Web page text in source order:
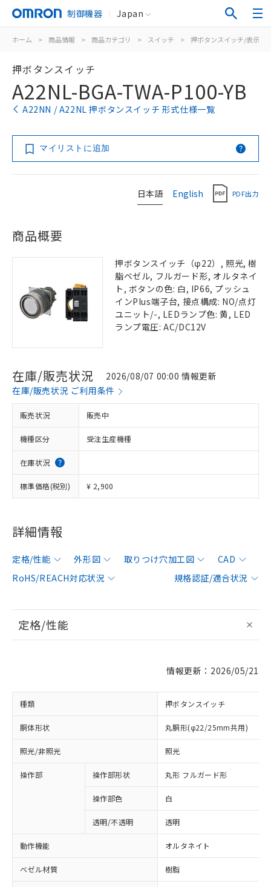
制御機器 Japan
ホーム > 商品情報 > 商品カテゴリ > スイッチ > 押ボタンスイッチ/表示灯
押ボタンスイッチ
A22NL-BGA-TWA-P100-YB
A22NN / A22NL 押ボタンスイッチ 形式仕様一覧
マイリストに追加
日本語 English PDF出力
商品概要
押ボタンスイッチ（φ22）, 照光, 樹
脂ベゼル, フルガード形, オルタネイ
ト, ボタンの色: 白, IP66, プッシュ
インPlus端子台, 接点構成: NO/点灯
ユニット/-, LEDランプ色: 黄, LED
ランプ電圧: AC/DC12V
在庫/販売状況
2026/08/07 00:00 情報更新
在庫/販売状況 ご利用条件
販売状況 販売中
機種区分 受注生産機種
在庫状況
標準価格(税別) ¥ 2,900
詳細情報
定格/性能 外形図 取りつけ穴加工図
CAD
RoHS/REACH対応状況
規格認証/適合状況
定格/性能
情報更新：2026/05/21
種類 押ボタンスイッチ
胴体形状 丸胴形(φ22/25mm共用)
照光/非照光 照光
操作部 操作部形状 丸形 フルガード形
操作部色 白
透明/不透明 透明
動作機能 オルタネイト
ベゼル材質 樹脂